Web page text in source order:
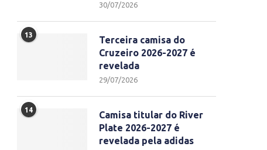
30/07/2026
13
Terceira camisa do
Cruzeiro 2026-2027 é
revelada
29/07/2026
14
Camisa titular do River
Plate 2026-2027 é
revelada pela adidas